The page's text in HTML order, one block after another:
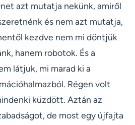
azt mutatja nekünk, amiről
és nem azt mutatja,
kezdve nem mi döntjük
hanem robotok. És a
látjuk, mi marad ki a
Régen volt
küzdött. Aztán az
de most egy újfajta